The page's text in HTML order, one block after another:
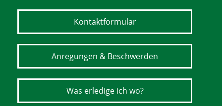
Kontaktformular
Anregungen & Beschwerden
Was erledige ich wo?